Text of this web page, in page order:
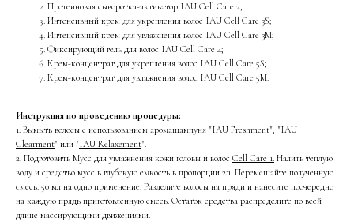
Протеиновая сыворотка-активатор IAU Cell Care 2;
Интенсивный крем для укрепления волос IAU Cell Care 3S;
Интенсивный крем для увлажнения волос IAU Cell Care 3M;
Фиксирующий гель для волос IAU Cell Care 4;
Крем-концентрат для укрепления волос IAU Cell Care 5S;
Крем-концентрат для увлажнения волос IAU Cell Care 5M.
Инструкция по проведению процедуры:
1. Вымыть волосы с использованием аромашампуня "IAU Freshment", "IAU
Clearment" или "IAU Relaxement".
2. Подготовить Мусс для увлажнения кожи головы и волос Cell Care 1. Налить теплую
воду и средство мусс в глубокую емкость в пропорции 2:1. Перемешайте полученную
смесь. 50 мл на одно применение. Разделите волосы на пряди и нанесите поочередно
на каждую прядь приготовленную смесь. Остаток средства распределите по всей
длине массирующими движениями.